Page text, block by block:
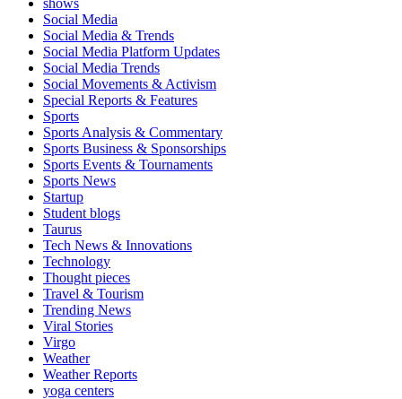
shows
Social Media
Social Media & Trends
Social Media Platform Updates
Social Media Trends
Social Movements & Activism
Special Reports & Features
Sports
Sports Analysis & Commentary
Sports Business & Sponsorships
Sports Events & Tournaments
Sports News
Startup
Student blogs
Taurus
Tech News & Innovations
Technology
Thought pieces
Travel & Tourism
Trending News
Viral Stories
Virgo
Weather
Weather Reports
yoga centers